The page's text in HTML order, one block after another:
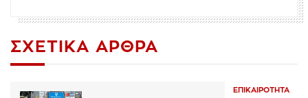
ΣΧΕΤΙΚΆ ΆΡΘΡΑ
ΕΠΙΚΑΙΡΌΤΗΤΑ